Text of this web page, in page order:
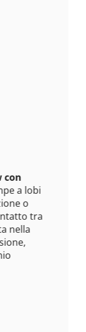
con
a lobi
o
tra
nella